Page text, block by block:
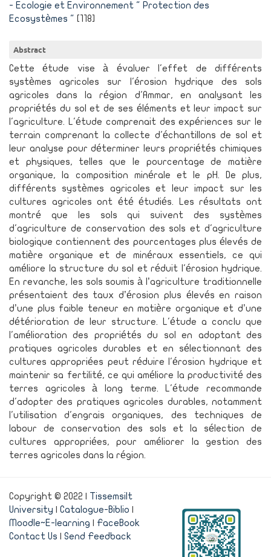
- Ecologie et Environnement " Protection des
Ecosystèmes " [118]
Abstract
Cette étude vise à évaluer l'effet de différents
systèmes agricoles sur l'érosion hydrique des sols
agricoles dans la région d'Ammar, en analysant les
propriétés du sol et de ses éléments et leur impact sur
l'agriculture. L'étude comprenait des expériences sur le
terrain comprenant la collecte d'échantillons de sol et
leur analyse pour déterminer leurs propriétés chimiques
et physiques, telles que le pourcentage de matière
organique, la composition minérale et le pH. De plus,
différents systèmes agricoles et leur impact sur les
cultures agricoles ont été étudiés. Les résultats ont
montré que les sols qui suivent des systèmes
d'agriculture de conservation des sols et d'agriculture
biologique contiennent des pourcentages plus élevés de
matière organique et de minéraux essentiels, ce qui
améliore la structure du sol et réduit l'érosion hydrique.
En revanche, les sols soumis à l’agriculture traditionnelle
présentaient des taux d’érosion plus élevés en raison
d’une plus faible teneur en matière organique et d’une
détérioration de leur structure. L'étude a conclu que
l'amélioration des propriétés du sol en adoptant des
pratiques agricoles durables et en sélectionnant des
cultures appropriées peut réduire l'érosion hydrique et
maintenir sa fertilité, ce qui améliore la productivité des
terres agricoles à long terme. L'étude recommande
d'adopter des pratiques agricoles durables, notamment
l'utilisation d'engrais organiques, des techniques de
labour de conservation des sols et la sélection de
cultures appropriées, pour améliorer la gestion des
terres agricoles dans la région.
Copyright © 2022 | Tissemsilt
University
Catalogue-Biblio
Moodle~E-learning
FaceBook
Contact Us
Send Feedback